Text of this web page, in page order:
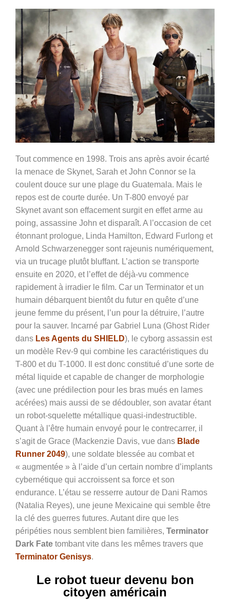
Tout commence en 1998. Trois ans après avoir écarté
la menace de Skynet, Sarah et John Connor se la
coulent douce sur une plage du Guatemala. Mais le
repos est de courte durée. Un T-800 envoyé par
Skynet avant son effacement surgit en effet arme au
poing, assassine John et disparaît. A l’occasion de cet
étonnant prologue, Linda Hamilton, Edward Furlong et
Arnold Schwarzenegger sont rajeunis numériquement,
via un trucage plutôt bluffant. L’action se transporte
ensuite en 2020, et l’effet de déjà-vu commence
rapidement à irradier le film. Car un Terminator et un
humain débarquent bientôt du futur en quête d’une
jeune femme du présent, l’un pour la détruire, l’autre
pour la sauver. Incarné par Gabriel Luna (Ghost Rider
dans Les Agents du SHIELD), le cyborg assassin est
un modèle Rev-9 qui combine les caractéristiques du
T-800 et du T-1000. Il est donc constitué d’une sorte de
métal liquide et capable de changer de morphologie
(avec une prédilection pour les bras mués en lames
acérées) mais aussi de se dédoubler, son avatar étant
un robot-squelette métallique quasi-indestructible.
Quant à l’être humain envoyé pour le contrecarrer, il
s’agit de Grace (Mackenzie Davis, vue dans Blade
Runner 2049), une soldate blessée au combat et
« augmentée » à l’aide d’un certain nombre d’implants
cybernétique qui accroissent sa force et son
endurance. L’étau se resserre autour de Dani Ramos
(Natalia Reyes), une jeune Mexicaine qui semble être
la clé des guerres futures. Autant dire que les
péripéties nous semblent bien familières, Terminator
Dark Fate tombant vite dans les mêmes travers que
Terminator Genisys.
Le robot tueur devenu bon
citoyen américain